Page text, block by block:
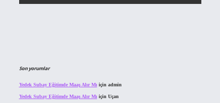
Son yorumlar
Yedek Subay Eğitimde Maaş Alır Mı için admin
Yedek Subay Eğitimde Maaş Alır Mı için Uçan